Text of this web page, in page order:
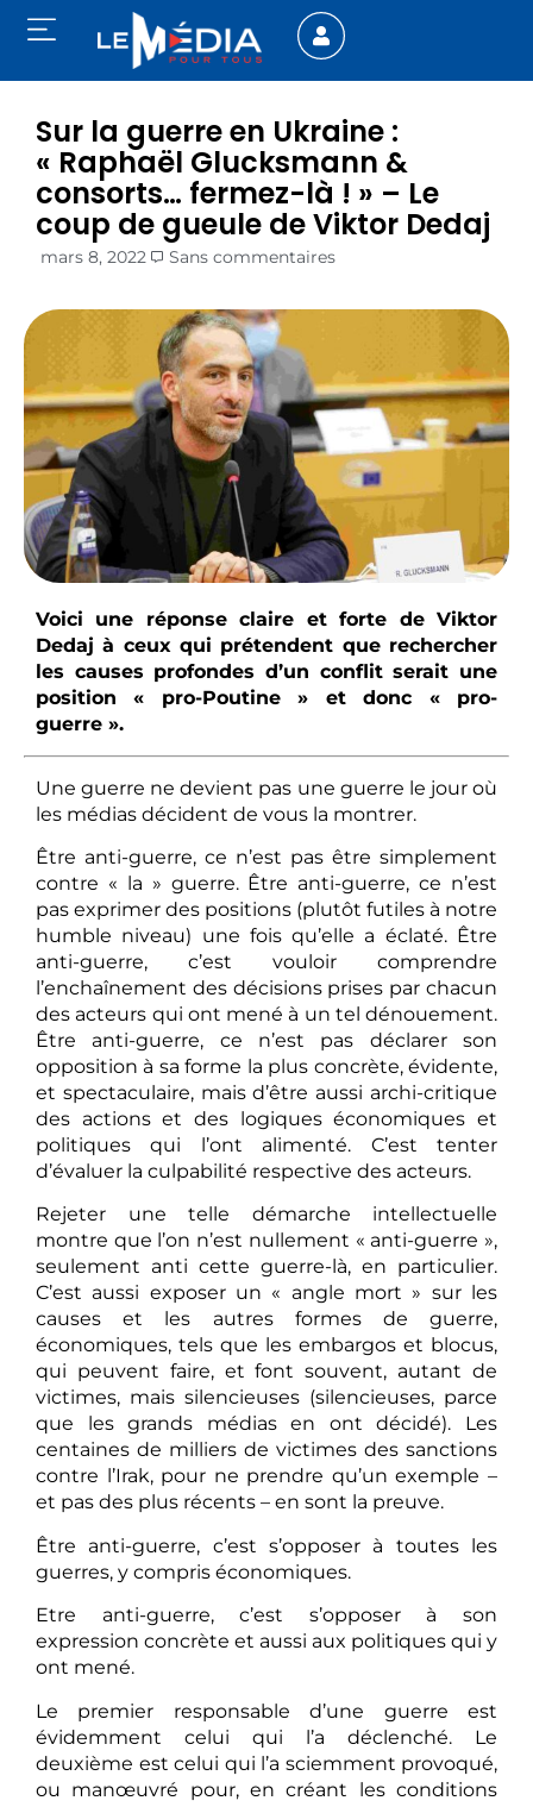
Sur la guerre en Ukraine :
« Raphaël Glucksmann &
consorts… fermez-là ! » – Le
coup de gueule de Viktor Dedaj
mars 8, 2022 Sans commentaires
Voici une réponse claire et forte de Viktor
Dedaj à ceux qui prétendent que rechercher
les causes profondes d’un conflit serait une
position « pro-Poutine » et donc « pro-
guerre ».
Une guerre ne devient pas une guerre le jour où
les médias décident de vous la montrer.
Être anti-guerre, ce n’est pas être simplement
contre « la » guerre. Être anti-guerre, ce n’est
pas exprimer des positions (plutôt futiles à notre
humble niveau) une fois qu’elle a éclaté. Être
anti-guerre, c’est vouloir comprendre
l’enchaînement des décisions prises par chacun
des acteurs qui ont mené à un tel dénouement.
Être anti-guerre, ce n’est pas déclarer son
opposition à sa forme la plus concrète, évidente,
et spectaculaire, mais d’être aussi archi-critique
des actions et des logiques économiques et
politiques qui l’ont alimenté. C’est tenter
d’évaluer la culpabilité respective des acteurs.
Rejeter une telle démarche intellectuelle
montre que l’on n’est nullement « anti-guerre »,
seulement anti cette guerre-là, en particulier.
C’est aussi exposer un « angle mort » sur les
causes et les autres formes de guerre,
économiques, tels que les embargos et blocus,
qui peuvent faire, et font souvent, autant de
victimes, mais silencieuses (silencieuses, parce
que les grands médias en ont décidé). Les
centaines de milliers de victimes des sanctions
contre l’Irak, pour ne prendre qu’un exemple –
et pas des plus récents – en sont la preuve.
Être anti-guerre, c’est s’opposer à toutes les
guerres, y compris économiques.
Etre anti-guerre, c’est s’opposer à son
expression concrète et aussi aux politiques qui y
ont mené.
Le premier responsable d’une guerre est
évidemment celui qui l’a déclenché. Le
deuxième est celui qui l’a sciemment provoqué,
ou manœuvré pour, en créant les conditions